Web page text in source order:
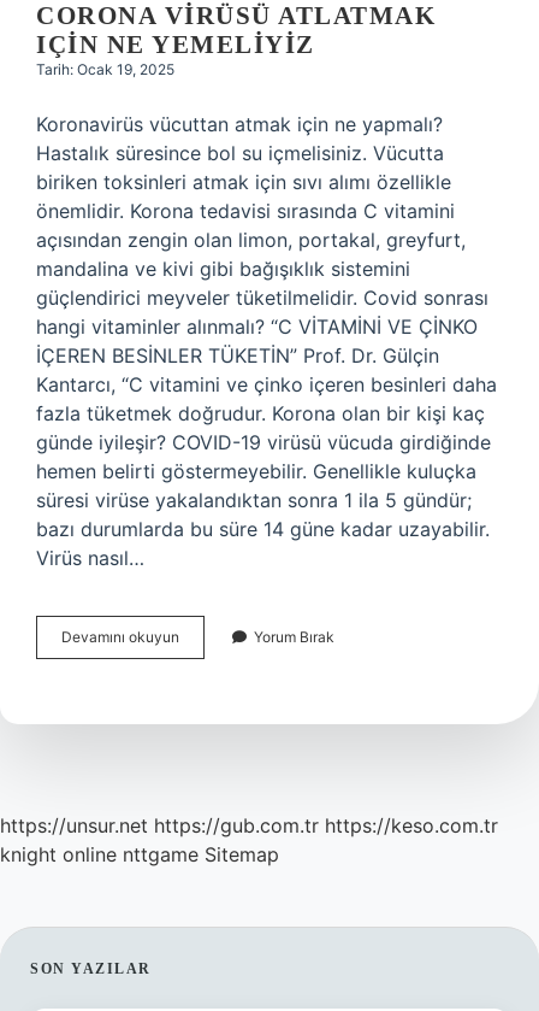
CORONA VIRÜSÜ ATLATMAK
IÇIN NE YEMELIYIZ
Tarih: Ocak 19, 2025
Koronavirüs vücuttan atmak için ne yapmalı?
Hastalık süresince bol su içmelisiniz. Vücutta
biriken toksinleri atmak için sıvı alımı özellikle
önemlidir. Korona tedavisi sırasında C vitamini
açısından zengin olan limon, portakal, greyfurt,
mandalina ve kivi gibi bağışıklık sistemini
güçlendirici meyveler tüketilmelidir. Covid sonrası
hangi vitaminler alınmalı? “C VİTAMİNİ VE ÇİNKO
İÇEREN BESİNLER TÜKETİN” Prof. Dr. Gülçin
Kantarcı, “C vitamini ve çinko içeren besinleri daha
fazla tüketmek doğrudur. Korona olan bir kişi kaç
günde iyileşir? COVID-19 virüsü vücuda girdiğinde
hemen belirti göstermeyebilir. Genellikle kuluçka
süresi virüse yakalandıktan sonra 1 ila 5 gündür;
bazı durumlarda bu süre 14 güne kadar uzayabilir.
Virüs nasıl…
Devamını okuyun
Virüsü
Ne
Yorum Bırak
https://unsur.net https://gub.com.tr https://keso.com.tr
knight online nttgame Sitemap
SIDEBAR
SON YAZILAR